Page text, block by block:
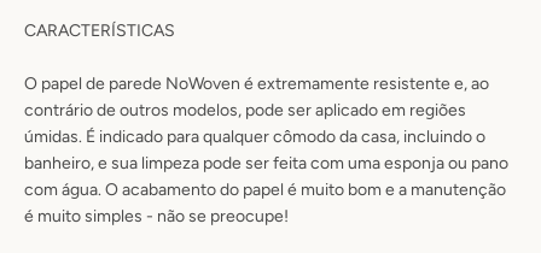
CARACTERÍSTICAS
O papel de parede NoWoven é extremamente resistente e, ao
contrário de outros modelos, pode ser aplicado em regiões
úmidas. É indicado para qualquer cômodo da casa, incluindo o
banheiro, e sua limpeza pode ser feita com uma esponja ou pano
com água. O acabamento do papel é muito bom e a manutenção
é muito simples - não se preocupe!